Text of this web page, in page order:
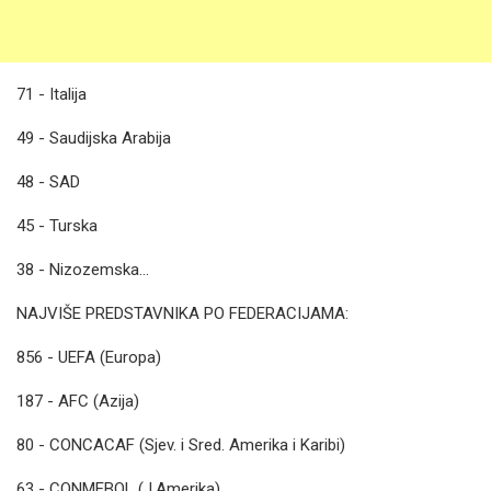
71 - Italija
49 - Saudijska Arabija
48 - SAD
45 - Turska
38 - Nizozemska...
NAJVIŠE PREDSTAVNIKA PO FEDERACIJAMA:
856 - UEFA (Europa)
187 - AFC (Azija)
80 - CONCACAF (Sjev. i Sred. Amerika i Karibi)